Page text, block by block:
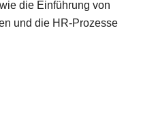
die Einführung von
und die HR-Prozesse